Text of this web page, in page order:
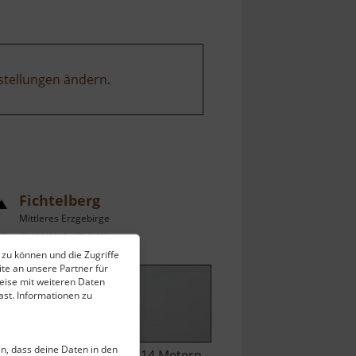
können und die Zugriffe
an unsere Partner für
mit weiteren Daten
Informationen zu
dass deine Daten in den
ändern.
Fichtelberg
Mittleres Erzgebirge
vom 31.05.2026 / Zugriffe: 71096
vom aktuellen Standort